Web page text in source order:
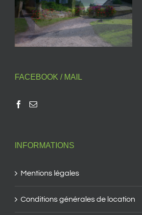
FACEBOOK / MAIL
INFORMATIONS
Mentions légales
Conditions générales de location